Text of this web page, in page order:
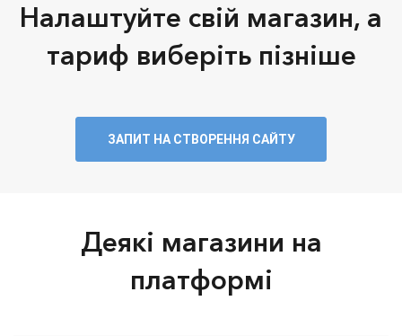
Налаштуйте свій магазин, а
тариф виберіть пізніше
ЗАПИТ НА СТВОРЕННЯ САЙТУ
Деякі магазини на
платформі